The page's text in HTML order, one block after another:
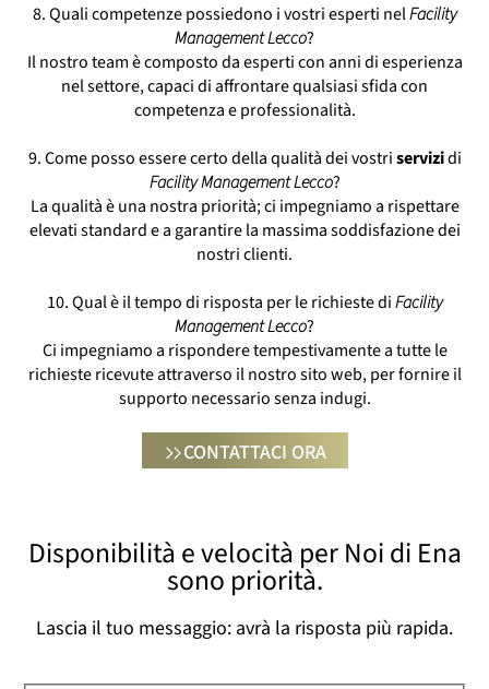
8. Quali competenze possiedono i vostri esperti nelFacility
Management Lecco?
Il nostro team è composto da esperti con anni di esperienza
nel settore, capaci di affrontare qualsiasi sfida con
competenza e professionalità.
9. Come posso essere certo della qualità dei vostriservizidi
Facility Management Lecco?
La qualità è una nostra priorità; ci impegniamo a rispettare
elevati standard e a garantire la massima soddisfazione dei
nostri clienti.
10. Qual è il tempo di risposta per le richieste diFacility
Management Lecco?
Ci impegniamo a rispondere tempestivamente a tutte le
richieste ricevute attraverso il nostro sito web, per fornire il
supporto necessario senza indugi.
CONTATTACI ORA
Disponibilità e velocità per Noi di Ena
sono priorità.
Lascia il tuo messaggio: avrà la risposta più rapida.